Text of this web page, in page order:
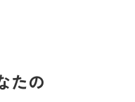
たの